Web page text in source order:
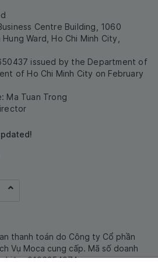
Centre Building, 1060
Ward, Ho Chi Minh City,
issued by the Department of
of Ho Chi Minh City on February
Ma Tuan Trong
thanh toán do Công ty Cổ phần
Vụ Moca cung cấp. Mã số doanh
0106254974